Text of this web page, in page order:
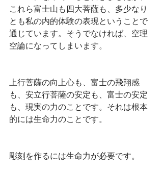
これら富士山も四大菩薩も、多少なり
とも私の内的体験の表現ということで
通じています。そうでなければ、空理
空論になってしまいます。
上行菩薩の向上心も、富士の飛翔感
も、安立行菩薩の安定も、富士の安定
も、現実の力のことです。それは根本
的には生命力のことです。
彫刻を作るには生命力が必要です。